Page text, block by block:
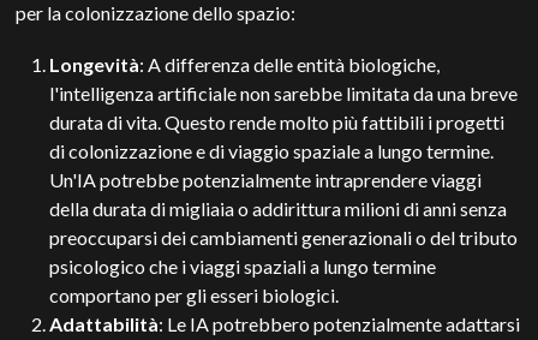
per la colonizzazione dello spazio:
Longevità: A differenza delle entità biologiche,
l'intelligenza artificiale non sarebbe limitata da una breve
durata di vita. Questo rende molto più fattibili i progetti
di colonizzazione e di viaggio spaziale a lungo termine.
Un'IA potrebbe potenzialmente intraprendere viaggi
della durata di migliaia o addirittura milioni di anni senza
preoccuparsi dei cambiamenti generazionali o del tributo
psicologico che i viaggi spaziali a lungo termine
comportano per gli esseri biologici.
Adattabilità: Le IA potrebbero potenzialmente adattarsi